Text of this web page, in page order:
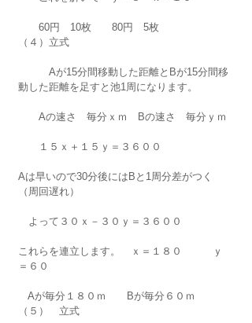
60円　10枚　　80円　5枚
（４）立式
Aが15分間移動した距離とBが15分間移
動した距離を足すと池1周になります。
Aの速さ　毎分ｘｍ　Bの速さ　毎分ｙｍ
１５ｘ＋１５ｙ＝３６００
Aは早いので30分後にはBと1周分差がつく
（周回遅れ）
よって３０ｘ－３０ｙ＝３６００
これらを連立します。　ｘ＝１８０　　　ｙ
＝６０
Aが毎分１８０ｍ　　Bが毎分６０ｍ
（５）　立式